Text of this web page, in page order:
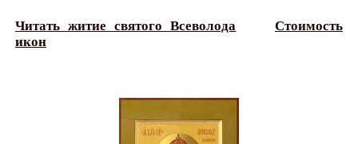
Читать житие святого Всеволода
Стоимость
икон